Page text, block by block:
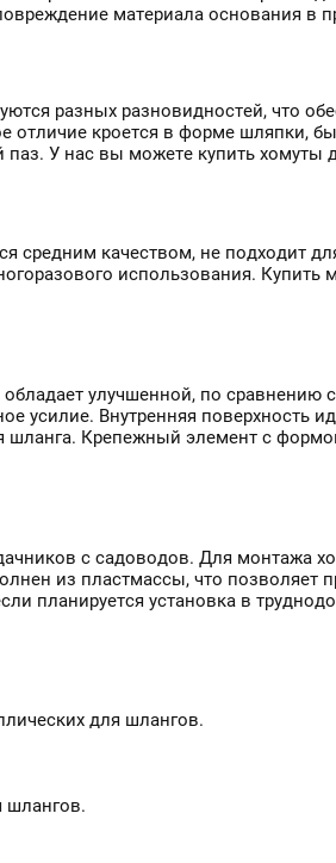
материала основания в
разных разновидностей, что
отличие кроется в форме шляпки,
У нас вы можете купить хомуты
средним качеством, не подходит
использования. Купить
улучшенной, по сравнению
усилие. Внутренняя поверхность
шланга. Крепежный элемент с
с садоводов. Для монтажа
из пластмассы, что позволяет
планируется установка в
для шлангов.
шлангов.